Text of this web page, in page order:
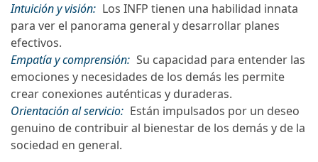
Intuición y visión: Los INFP tienen una habilidad innata
para ver el panorama general y desarrollar planes
efectivos.
Empatía y comprensión: Su capacidad para entender las
emociones y necesidades de los demás les permite
crear conexiones auténticas y duraderas.
Orientación al servicio: Están impulsados por un deseo
genuino de contribuir al bienestar de los demás y de la
sociedad en general.